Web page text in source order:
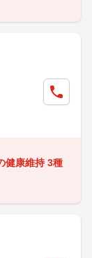
健康維持 3種